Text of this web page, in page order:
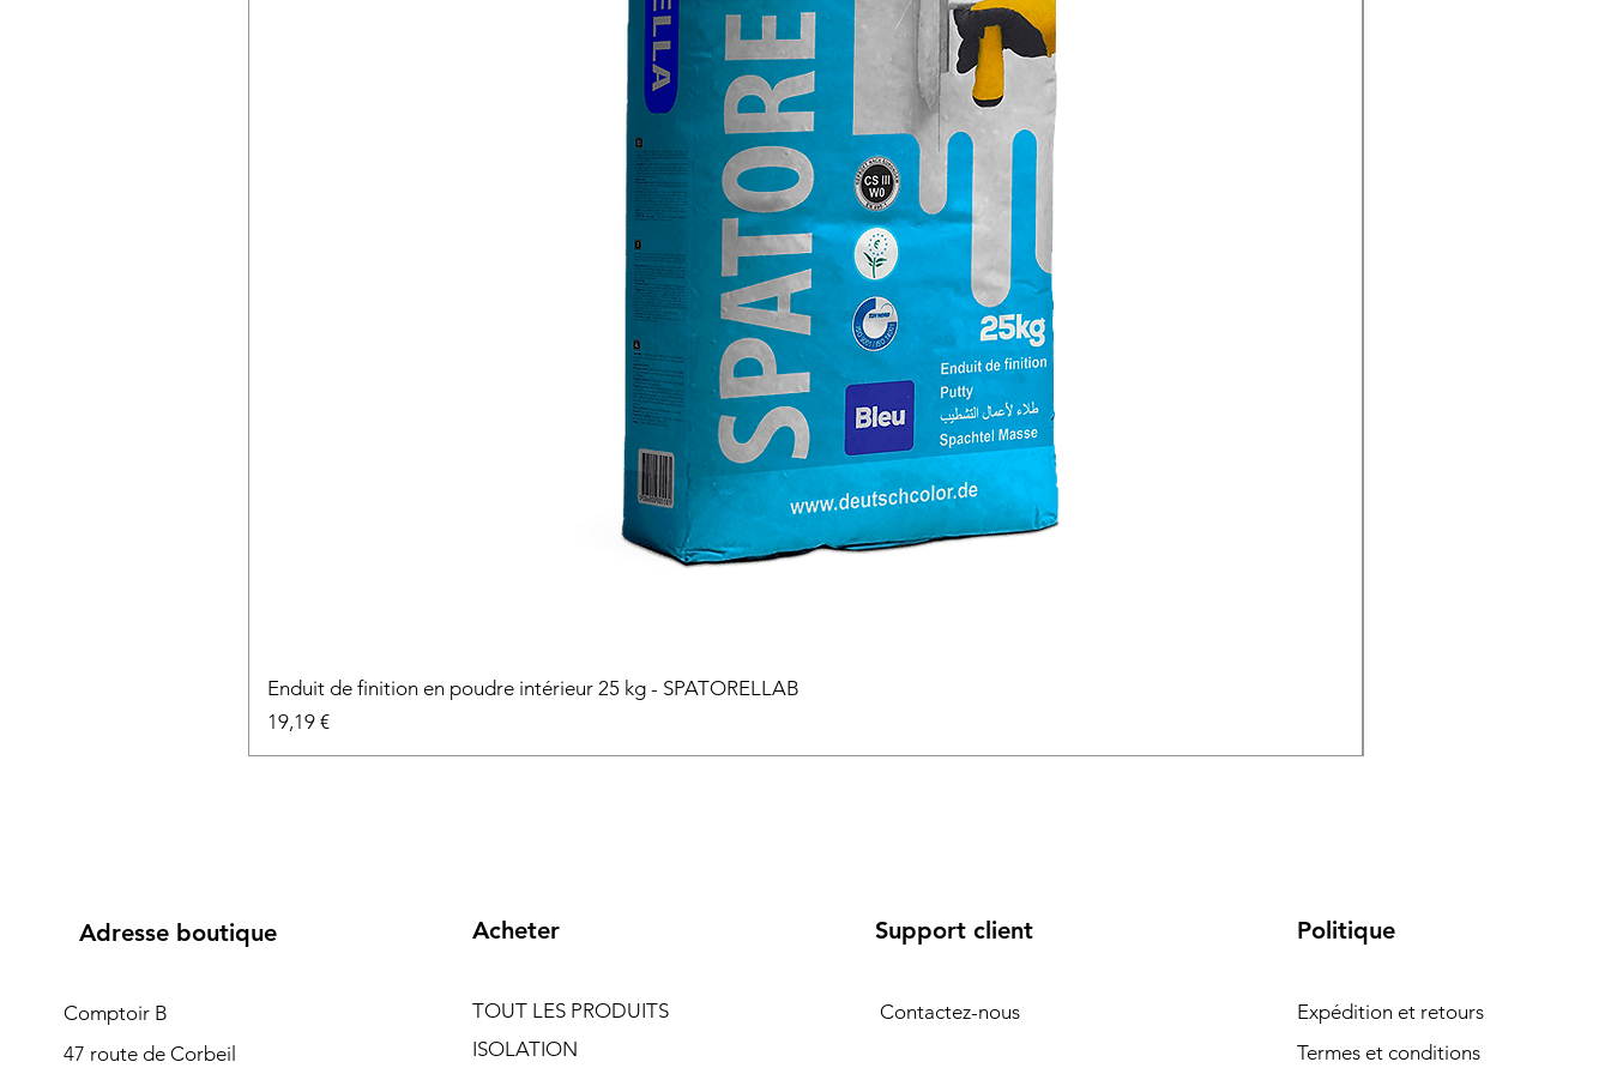
Enduit de finition en poudre intérieur 25 kg - SPATORELLAB
Prix
19,19 €
Adresse boutique
Comptoir B
47 route de Corbeil
Acheter
TOUT LES PRODUITS
ISOLATION
Support client
Contactez-nous
Politique
Expédition et retours
Termes et conditions